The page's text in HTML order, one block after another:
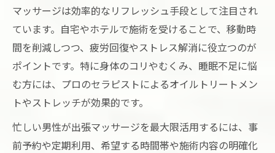
マッサージは効率的なリフレッシュ手段として注目され
ています。自宅やホテルで施術を受けることで、移動時
間を削減しつつ、疲労回復やストレス解消に役立つのが
ポイントです。特に身体のコリやむくみ、睡眠不足に悩
む方には、プロのセラピストによるオイルトリートメン
トやストレッチが効果的です。
忙しい男性が出張マッサージを最大限活用するには、事
前予約や定期利用、希望する時間帯や施術内容の明確化